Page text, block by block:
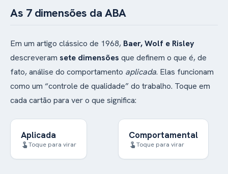
As 7 dimensões da ABA
Em um artigo clássico de 1968, Baer, Wolf e Risley
descreveram sete dimensões que definem o que é, de
fato, análise do comportamento aplicada. Elas funcionam
como um “controle de qualidade” do trabalho. Toque em
cada cartão para ver o que significa:
Aplicada
touch_appToque para virar
comportamentos que
realmente importam
Comportamental
touch_appToque para virar
Trabalha com
comportamentos
observáveis e